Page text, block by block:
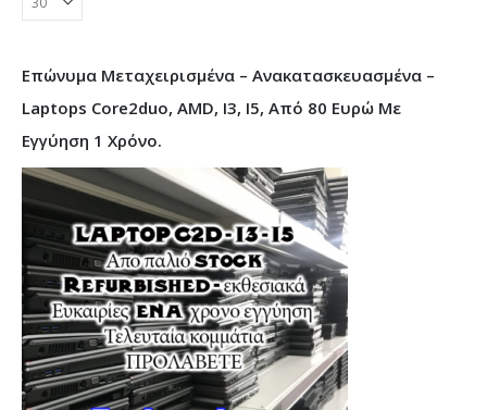
Επώνυμα Μεταχειρισμένα – Ανακατασκευασμένα –
Laptops Core2duo, AMD, I3, I5, Από 80 Ευρώ Με
Εγγύηση 1 Χρόνο.